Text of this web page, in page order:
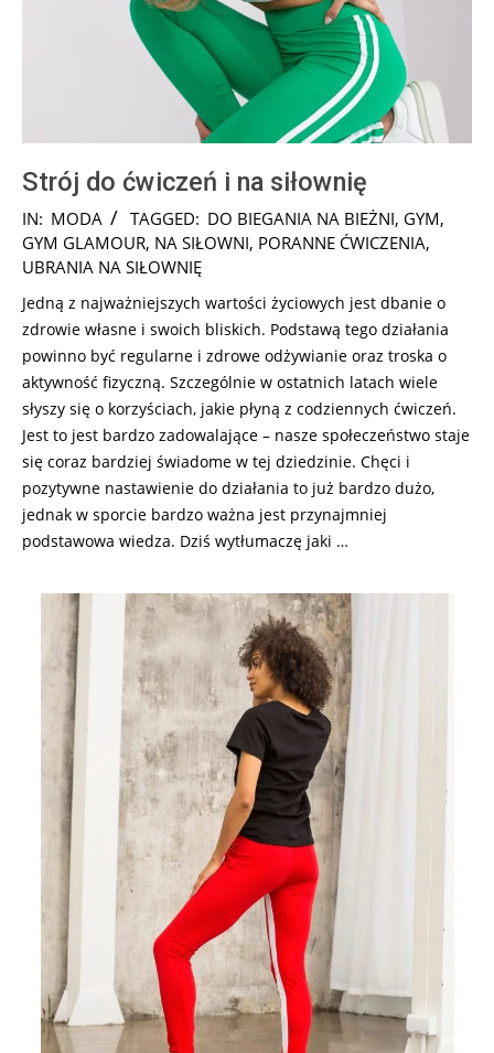
Strój do ćwiczeń i na siłownię
2024-
12-
10
IN: MODA TAGGED: DO BIEGANIA NA BIEŻNI, GYM,
GYM GLAMOUR, NA SIŁOWNI, PORANNE ĆWICZENIA,
UBRANIA NA SIŁOWNIĘ
Jedną z najważniejszych wartości życiowych jest dbanie o
zdrowie własne i swoich bliskich. Podstawą tego działania
powinno być regularne i zdrowe odżywianie oraz troska o
aktywność fizyczną. Szczególnie w ostatnich latach wiele
słyszy się o korzyściach, jakie płyną z codziennych ćwiczeń.
Jest to jest bardzo zadowalające – nasze społeczeństwo staje
się coraz bardziej świadome w tej dziedzinie. Chęci i
pozytywne nastawienie do działania to już bardzo dużo,
jednak w sporcie bardzo ważna jest przynajmniej
podstawowa wiedza. Dziś wytłumaczę jaki …